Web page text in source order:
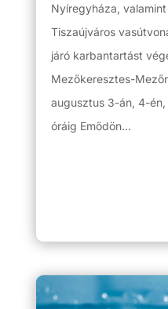
Nyíregyháza,
Tiszaújváros
járó karbantartást
Mezőkeresztes-
augusztus 3-án, 4-
óráig Emődön...